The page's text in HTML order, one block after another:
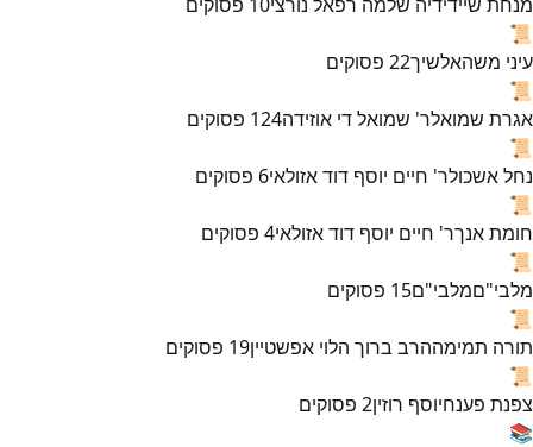
📜
עיני משהאלשיך22 פסוקים
📜
אגרת שמואלר' שמואל די אוזידה124 פסוקים
📜
נחל אשכולר' חיים יוסף דוד אזולאי6 פסוקים
📜
חומת אנךר' חיים יוסף דוד אזולאי4 פסוקים
📜
מלבי"םמלבי"ם15 פסוקים
📜
תורה תמימההרב ברוך הלוי אפשטיין19 פסוקים
📜
צפנת פענחיוסף רוזין2 פסוקים
📚